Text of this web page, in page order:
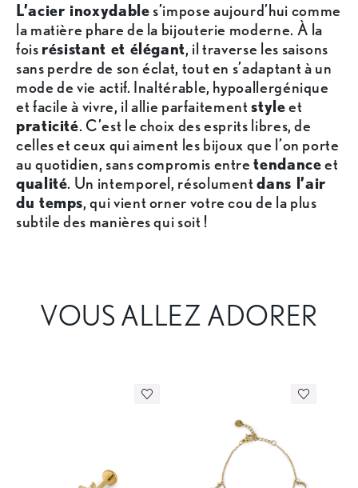
L’acier inoxydable s’impose aujourd’hui comme
la matière phare de la bijouterie moderne. À la
fois résistant et élégant, il traverse les saisons
sans perdre de son éclat, tout en s’adaptant à un
mode de vie actif. Inaltérable, hypoallergénique
et facile à vivre, il allie parfaitementstyleet
praticité. C’est le choix des esprits libres, de
celles et ceux qui aiment les bijoux que l’on porte
au quotidien, sans compromis entretendanceet
qualité. Un intemporel, résolumentdans l’air
du temps, qui vient orner votre cou de la plus
subtile des manières qui soit !
VOUS ALLEZ ADORER